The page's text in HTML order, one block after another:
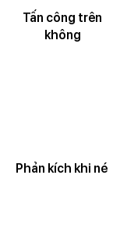
Tấn công trên
không
Phản kích khi né